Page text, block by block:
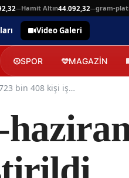
—Hamit Altın44.092,32—gram-platin
Video Galeri
SPOR MAGAZİN
İŞKUR ocak-haziran verileri: 723 bin 408 kişi işe yerleştirildi